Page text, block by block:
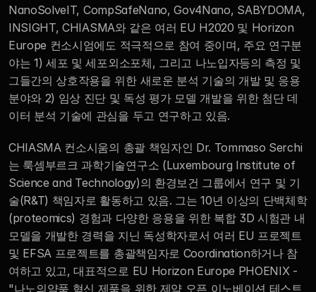
NanoSolveIT, CompSafeNano, Gov4Nano, SABYDOMA,
INSIGHT, CHIASMA와 같은 여러 EU H2020 및 Horizon
Europe 컨소시엄에도 적극적으로 참여 중이며, 주요 연구분
야는 1) 세포 및 세포외소포체, 그리고 나노입자등의 측정 및
그들간의 상호작용을 위한 새로운 분석 기술의 개발 및 응용
분야와 2) 임상 진단 및 독성 평가 모델 개발을 위한 첨단 데
이터 분석 기술에 관심을 두고 연구하고 있음.
CHIASMA 컨소시움의 총괄 책임자인 Dr. Tommaso Serchi
는 룩셈부르크 과학기술연구소 (Luxembourg Institute of
Science and Technology)의 환경보건 그룹에서 연구 및 기
술(R&T) 책임자로 활동하고 있음. 그는 10년 이상의 단백체학
(proteomics) 경험과 다양한 응용을 위한 복합 3D 시험관 내
모델을 개발한 경력을 지닌 독성학자로서 여러 EU 프로젝트
및 EFSA 프로젝트를 총괄책임자로 Coordination하거나 참
여하고 있고, 대표적으로 EU Horizon Europe PHOENIX -
"나노의약품 혁신 제품을 위한 제약 오픈 이노베이션 테스트